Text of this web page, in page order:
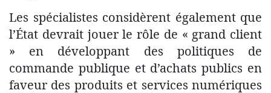
Les spécialistes considèrent également que
l’État devrait jouer le rôle de « grand client
» en développant des politiques de
commande publique et d’achats publics en
faveur des produits et services numériques